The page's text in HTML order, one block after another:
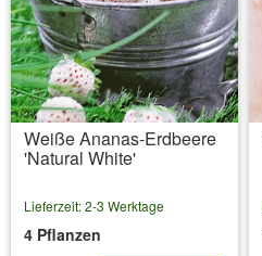
Weiße Ananas-Erdbeere
'Natural White'
Lieferzeit: 2-3 Werktage
4 Pflanzen